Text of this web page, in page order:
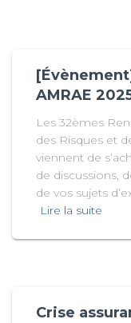
AMRAE
Les 32èmes
des Risques et
viennent de
de discussions,
de vos sujets
Lire la suite
Crise